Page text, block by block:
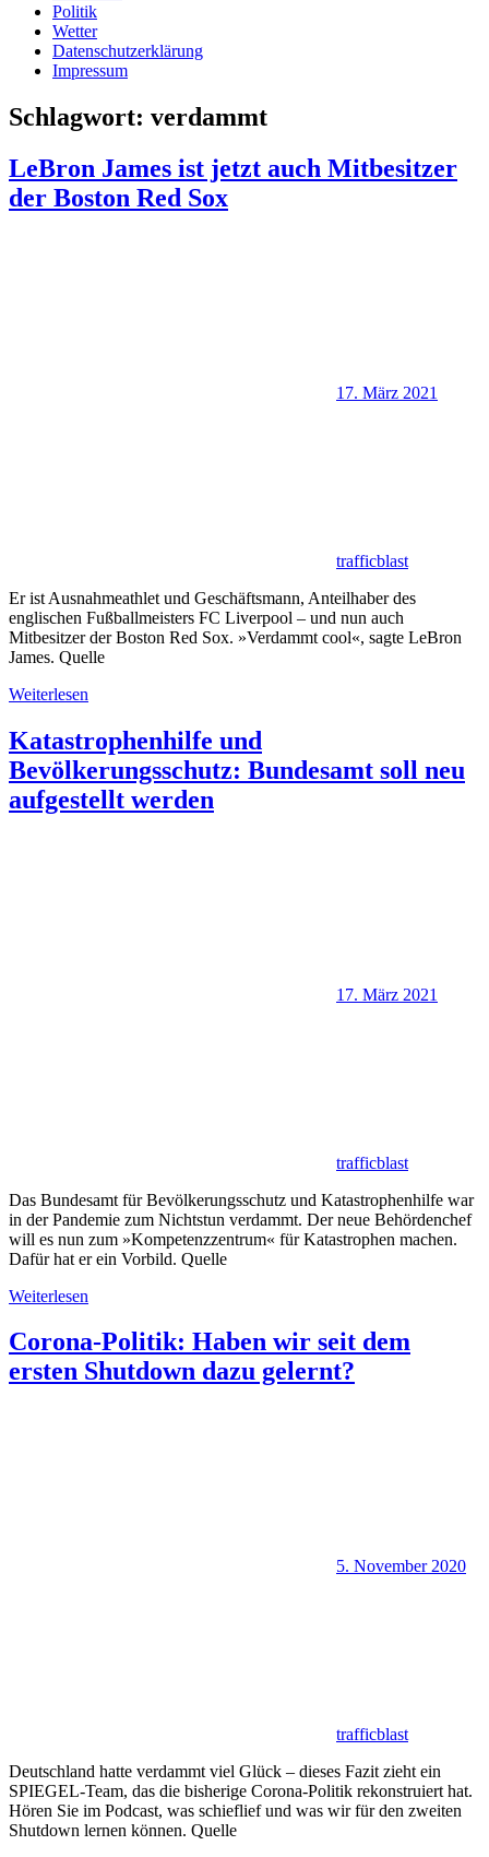
Politik
Wetter
Datenschutzerklärung
Impressum
Schlagwort: verdammt
LeBron James ist jetzt auch Mitbesitzer
der Boston Red Sox
17. März 2021
trafficblast
Er ist Ausnahmeathlet und Geschäftsmann, Anteilhaber des
englischen Fußballmeisters FC Liverpool – und nun auch
Mitbesitzer der Boston Red Sox. »Verdammt cool«, sagte LeBron
James. Quelle
Weiterlesen
Katastrophenhilfe und
Bevölkerungsschutz: Bundesamt soll neu
aufgestellt werden
17. März 2021
trafficblast
Das Bundesamt für Bevölkerungsschutz und Katastrophenhilfe war
in der Pandemie zum Nichtstun verdammt. Der neue Behördenchef
will es nun zum »Kompetenzzentrum« für Katastrophen machen.
Dafür hat er ein Vorbild. Quelle
Weiterlesen
Corona-Politik: Haben wir seit dem
ersten Shutdown dazu gelernt?
5. November 2020
trafficblast
Deutschland hatte verdammt viel Glück – dieses Fazit zieht ein
SPIEGEL-Team, das die bisherige Corona-Politik rekonstruiert hat.
Hören Sie im Podcast, was schieflief und was wir für den zweiten
Shutdown lernen können. Quelle